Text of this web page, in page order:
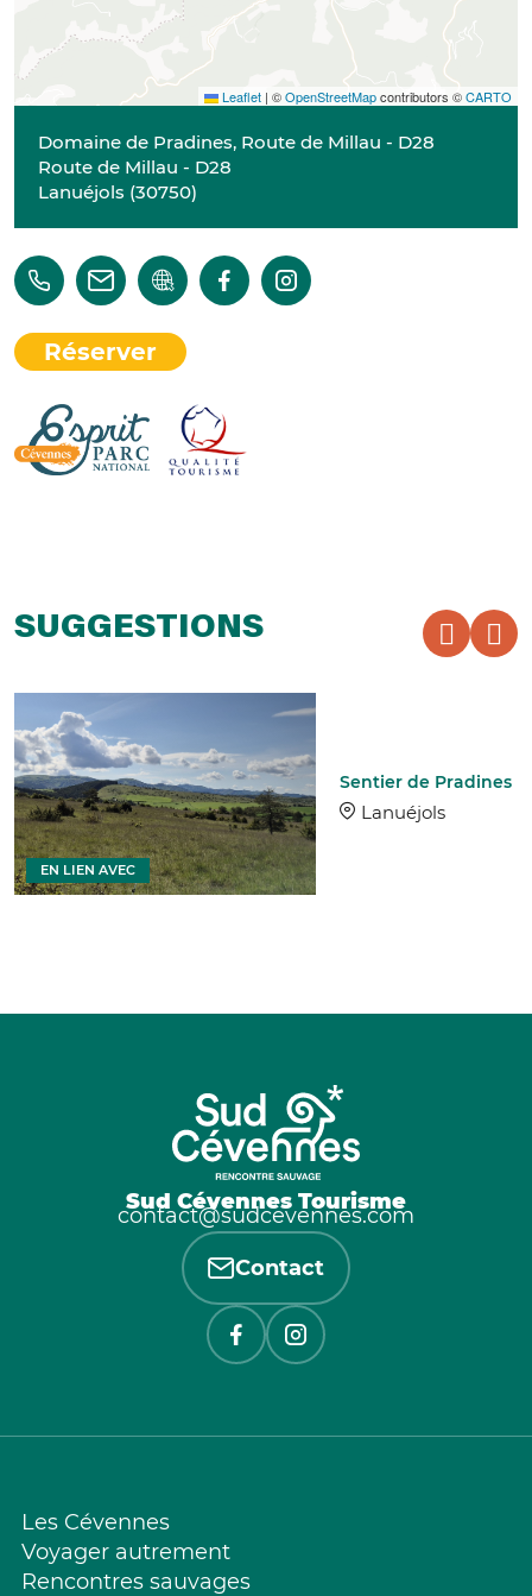
Leaflet | ©OpenStreetMapcontributors ©CARTO
Domaine de Pradines, Route de Millau - D28
Route de Millau - D28
Lanuéjols (30750)
Réserver
SUGGESTIONS
Sentier de Pradines
Lanuéjols
EN LIEN AVEC
Sud Cévennes Tourisme
contact@sudcevennes.com
Contact
Les Cévennes
Voyager autrement
Rencontres sauvages